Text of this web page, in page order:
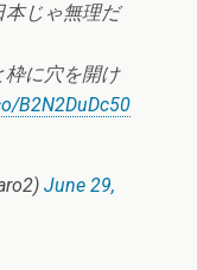
じゃ無理だ
枠に穴を開け
B2N2DuDc50
June 29,